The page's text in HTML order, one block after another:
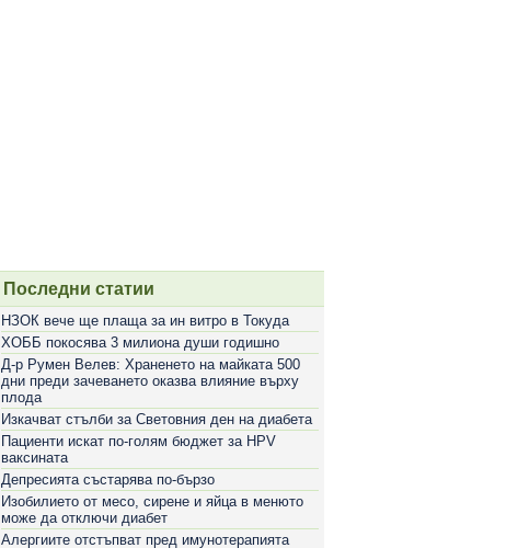
Последни статии
НЗОК вече ще плаща за ин витро в Токуда
ХОББ покосява 3 милиона души годишно
Д-р Румен Велев: Храненето на майката 500
дни преди зачеването оказва влияние върху
плода
Изкачват стълби за Световния ден на диабета
Пациенти искат по-голям бюджет за HPV
ваксината
Депресията състарява по-бързо
Изобилието от месо, сирене и яйца в менюто
може да отключи диабет
Алергиите отстъпват пред имунотерапията